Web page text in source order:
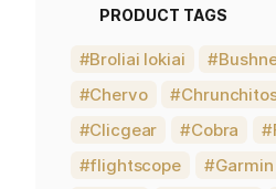
PRODUCT TAGS
Broliai lokiai
Chervo
Clicgear
Cobra
flightscope
Garmin